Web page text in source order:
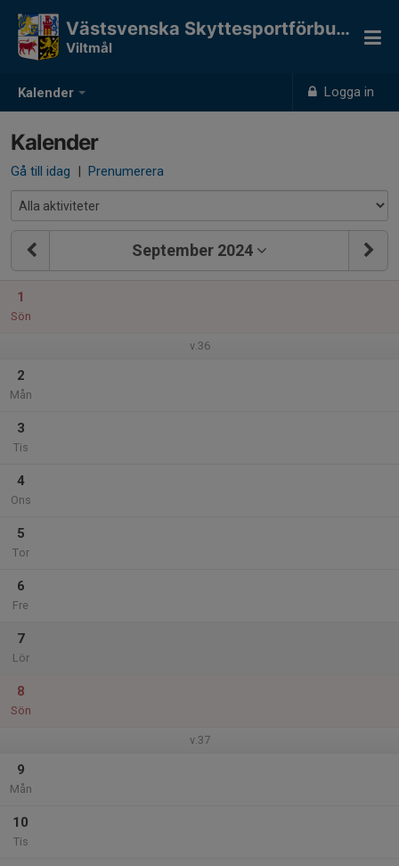
Kalender Logga in
Västsvenska Skyttesportförbundet
Viltmål
Kalender
Gå till idag | Prenumerera
September 2024
1
Sön
v.36
2
Mån
3
Tis
4
Ons
5
Tor
6
Fre
7
Lör
8
Sön
v.37
9
Mån
10
Tis